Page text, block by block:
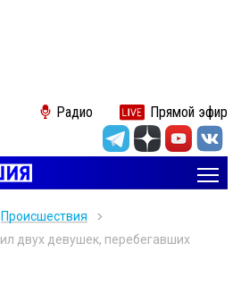
Радио Прямой эфир
Происшествия
двух девушек, перебегавших